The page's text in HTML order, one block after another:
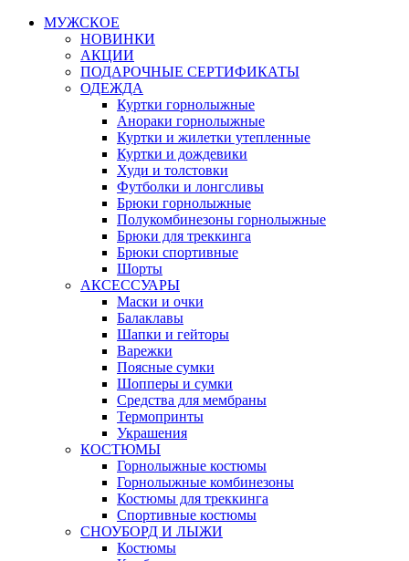
МУЖСКОЕ
НОВИНКИ
АКЦИИ
ПОДАРОЧНЫЕ СЕРТИФИКАТЫ
ОДЕЖДА
Куртки горнолыжные
Анораки горнолыжные
Куртки и жилетки утепленные
Куртки и дождевики
Худи и толстовки
Футболки и лонгсливы
Брюки горнолыжные
Полукомбинезоны горнолыжные
Брюки для треккинга
Брюки спортивные
Шорты
АКСЕССУАРЫ
Маски и очки
Балаклавы
Шапки и гейторы
Варежки
Поясные сумки
Шопперы и сумки
Средства для мембраны
Термопринты
Украшения
КОСТЮМЫ
Горнолыжные костюмы
Горнолыжные комбинезоны
Костюмы для треккинга
Спортивные костюмы
СНОУБОРД И ЛЫЖИ
Костюмы